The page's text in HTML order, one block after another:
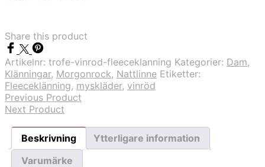
Share this product
Artikelnr: trofe-vinrod-fleeceklanning Kategorier: Dam,
Klänningar, Morgonrock, Nattlinne Etiketter:
Fleeceklänning, myskläder, vinröd
Previous Product
Next Product
Beskrivning
Ytterligare information
Varumärke